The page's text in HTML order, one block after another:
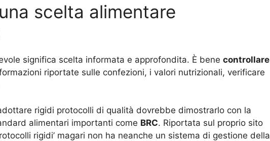
scelta alimentare
significa scelta informata e approfondita. È bene controllare
riportate sulle confezioni, i valori nutrizionali, verificare
rigidi protocolli di qualità dovrebbe dimostrarlo con la
alimentari importanti come BRC. Riportata sul proprio sito
rigidi’ magari non ha neanche un sistema di gestione della